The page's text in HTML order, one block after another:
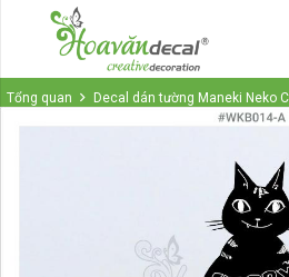
Tổng quan Decal dán tường Maneki Neko